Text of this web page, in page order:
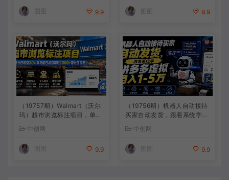
款
9.9 9.9
（19757期）Walmart（沃尔
玛）超市浏览标注项目，单账
号日收益20+ 单电脑日收益可
达1000+带分佣机制
中创网
9.9
（19756期）机器人自动接待
买家自动发货，跟着系统学拼
多多虚拟月入1-5万
中创网
9.9